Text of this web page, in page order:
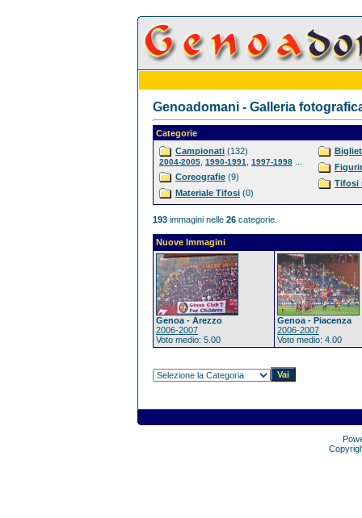
Genoadomani - Galleria
Categorie
Campionati (132)
2004-2005 1990-1991 1997-1998
Coreografie (9)
Materiale Tifosi (0)
Tifosi
193 immagini nelle 26 categorie.
Nuove Immagini
Genoa - Arezzo
2006-2007
Voto medio: 5.00
Genoa - Piacenza
2006-2007
Voto medio: 4.00